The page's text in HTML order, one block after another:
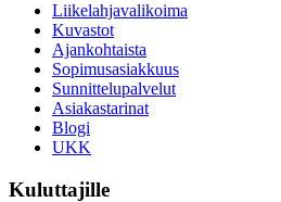
Liikelahjavalikoima
Kuvastot
Ajankohtaista
Sopimusasiakkuus
Sunnittelupalvelut
Asiakastarinat
Blogi
UKK
Kuluttajille